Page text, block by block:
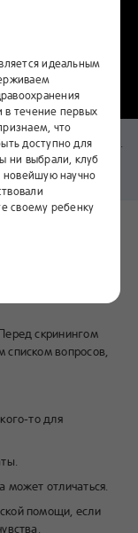
врачу
еще до рождения.
своему врачу
они нужны и что
могут быть
наследственности и
скринингом
списком вопросов,
то для
может отличаться.
помощи, если
идеальным
в течение первых
что
доступно для
ни выбрали, клуб
новейшую научно
своему ребенку